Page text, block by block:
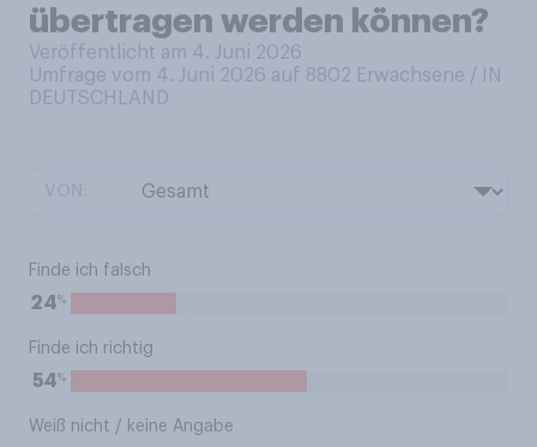
übertragen werden können?
Veröffentlicht am 4. Juni 2026
Umfrage vom 4. Juni 2026 auf 8802 Erwachsene / IN
DEUTSCHLAND
Finde ich falsch
24%
Finde ich richtig
54%
Weiß nicht / keine Angabe